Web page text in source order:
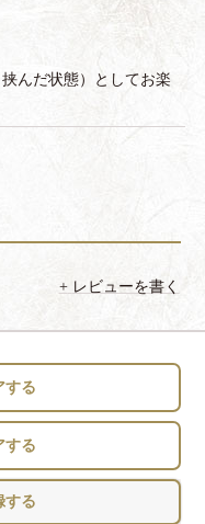
んだ状態）としてお楽
レビューを書く
する
する
する